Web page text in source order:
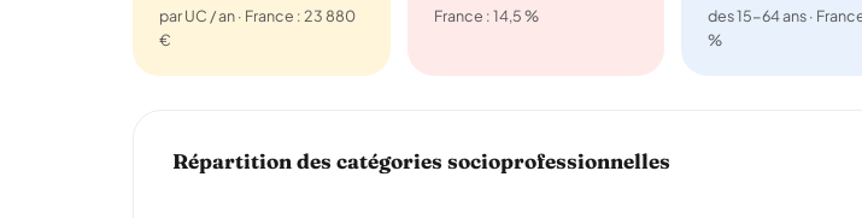
par UC / an · France : 23 880
€
France : 14,5 %
des 15-64 ans ·
%
Répartition des catégories socioprofessionnelles